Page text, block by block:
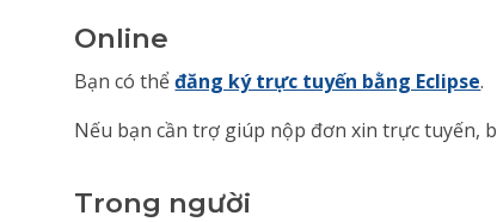
Online
Bạn có thểđăng ký trực tuyến bằng Eclipse.
Nếu bạn cần trợ giúp nộp đơn xin trực tuyến,
Trong người